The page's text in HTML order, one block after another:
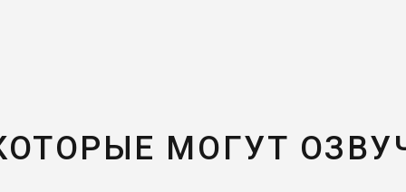
МОГУТ